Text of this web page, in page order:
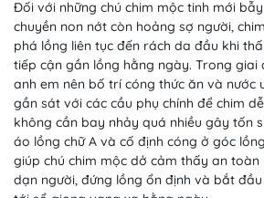
Đối với những chú chim mộc tinh mới
chuyền non nớt còn hoảng sợ người,
phá lồng liên tục đến rách da đầu khi
tiếp cận gần lồng hằng ngày. Trong giai
anh em nên bố trí cóng thức ăn và nước
gần sát với các cầu phụ chính để chim
không cần bay nhảy quá nhiều gây tốn
áo lồng chữ A và cố định cóng ở góc
giúp chú chim mộc dở cảm thấy an toàn
dạn người, đứng lồng ổn định và bắt